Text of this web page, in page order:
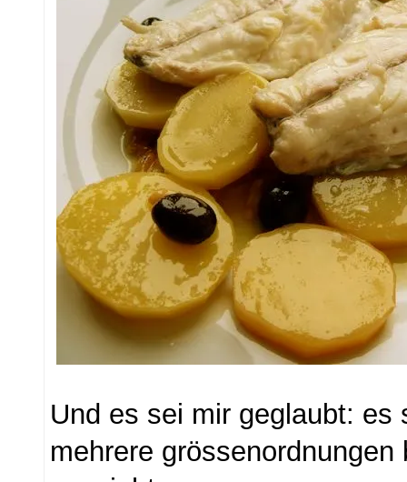
Und es sei mir geglaubt: es
mehrere